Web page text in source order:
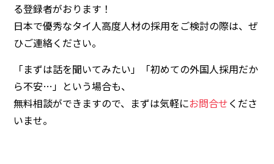
る登録者がおります！
日本で優秀なタイ人高度人材の採用をご検討の際は、ぜ
ひご連絡ください。
「まずは話を聞いてみたい」「初めての外国人採用だか
ら不安…」という場合も、
無料相談ができますので、まずは気軽にお問合せくださ
いませ。